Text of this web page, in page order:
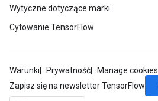
Wytyczne dotyczące marki
Cytowanie TensorFlow
Warunki Prywatność
Manage cookies
Zapisz się na newsletter TensorFlow